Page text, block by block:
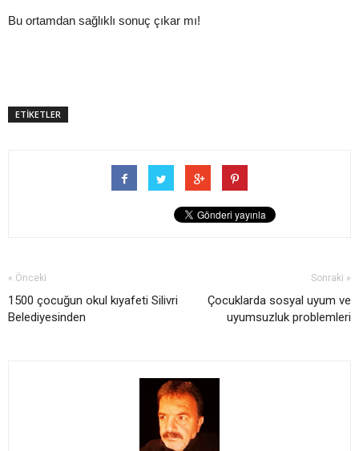
Bu ortamdan sağlıklı sonuç çıkar mı!
ETİKETLER
« Önceki
1500 çocuğun okul kıyafeti Silivri
Belediyesinden
Sonraki »
Çocuklarda sosyal uyum ve
uyumsuzluk problemleri